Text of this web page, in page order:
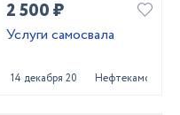
2 500 ₽
Услуги самосвала
14 декабря 2023 Нефтекамск